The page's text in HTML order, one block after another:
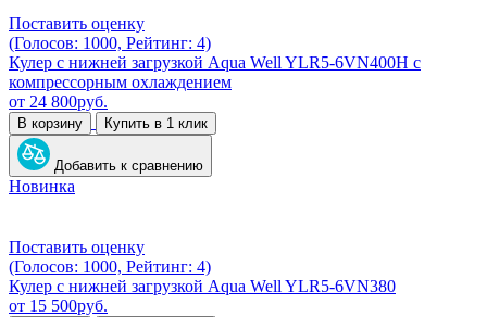
Поставить оценку
(Голосов: 1000, Рейтинг: 4)
Кулер с нижней загрузкой Aqua Well YLR5-6VN400H с
компрессорным охлаждением
от 24 800руб.
В корзину Купить в 1 клик
Добавить к сравнению
Новинка
Поставить оценку
(Голосов: 1000, Рейтинг: 4)
Кулер с нижней загрузкой Aqua Well YLR5-6VN380
от 15 500руб.